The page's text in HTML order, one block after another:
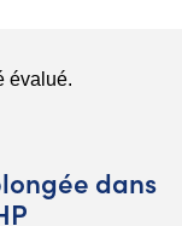
dans